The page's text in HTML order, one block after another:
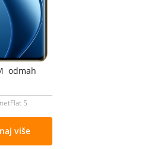
odmah
5
više